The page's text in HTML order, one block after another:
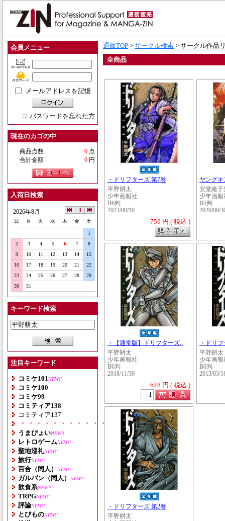
会員メニュー
メールアドレスを記憶
パスワードを忘れた方
現在のカゴの中
商品点数 0 点
合計金額
0 円
入荷日検索
2026年8月
日 月 火 水 木 金 土
1
2
3 4 5 6 7
8
9
10 11 12 13 14
15
16
17 18 19 20 21
22
23
24 25 26 27 28
29
30
31
キーワード検索
注目キーワード
コミケ101 NEW!!
コミケ100
コミケ99
コミティア138
コミティア137
・・・・・・・・・・・・・・・・・・・
うまぴょいNEW!!
レトロゲームNEW!!
聖地巡礼NEW!!
旅行NEW!!
百合（同人） NEW!!
ガルパン（同人） NEW!!
飲食系NEW!!
TRPGNEW!!
評論NEW!!
とびものNEW!!
通販TOP > サークル検索 > サークル作品
全商品
・ドリフターズ 第7巻
平野耕太
少年画報社
B6判
2023/08/10
759 円 ( 税込 )
ヤングキ
安堂維子
少年画報
B5判
2020/09/
・【通常版】ドリフターズ..
平野耕太
少年画報社
B6判
2018/11/30
628 円 ( 税込 )
・ドリ
平野耕太
少年画報
B6判
2013/03/
・ドリフターズ 第2巻
平野耕太